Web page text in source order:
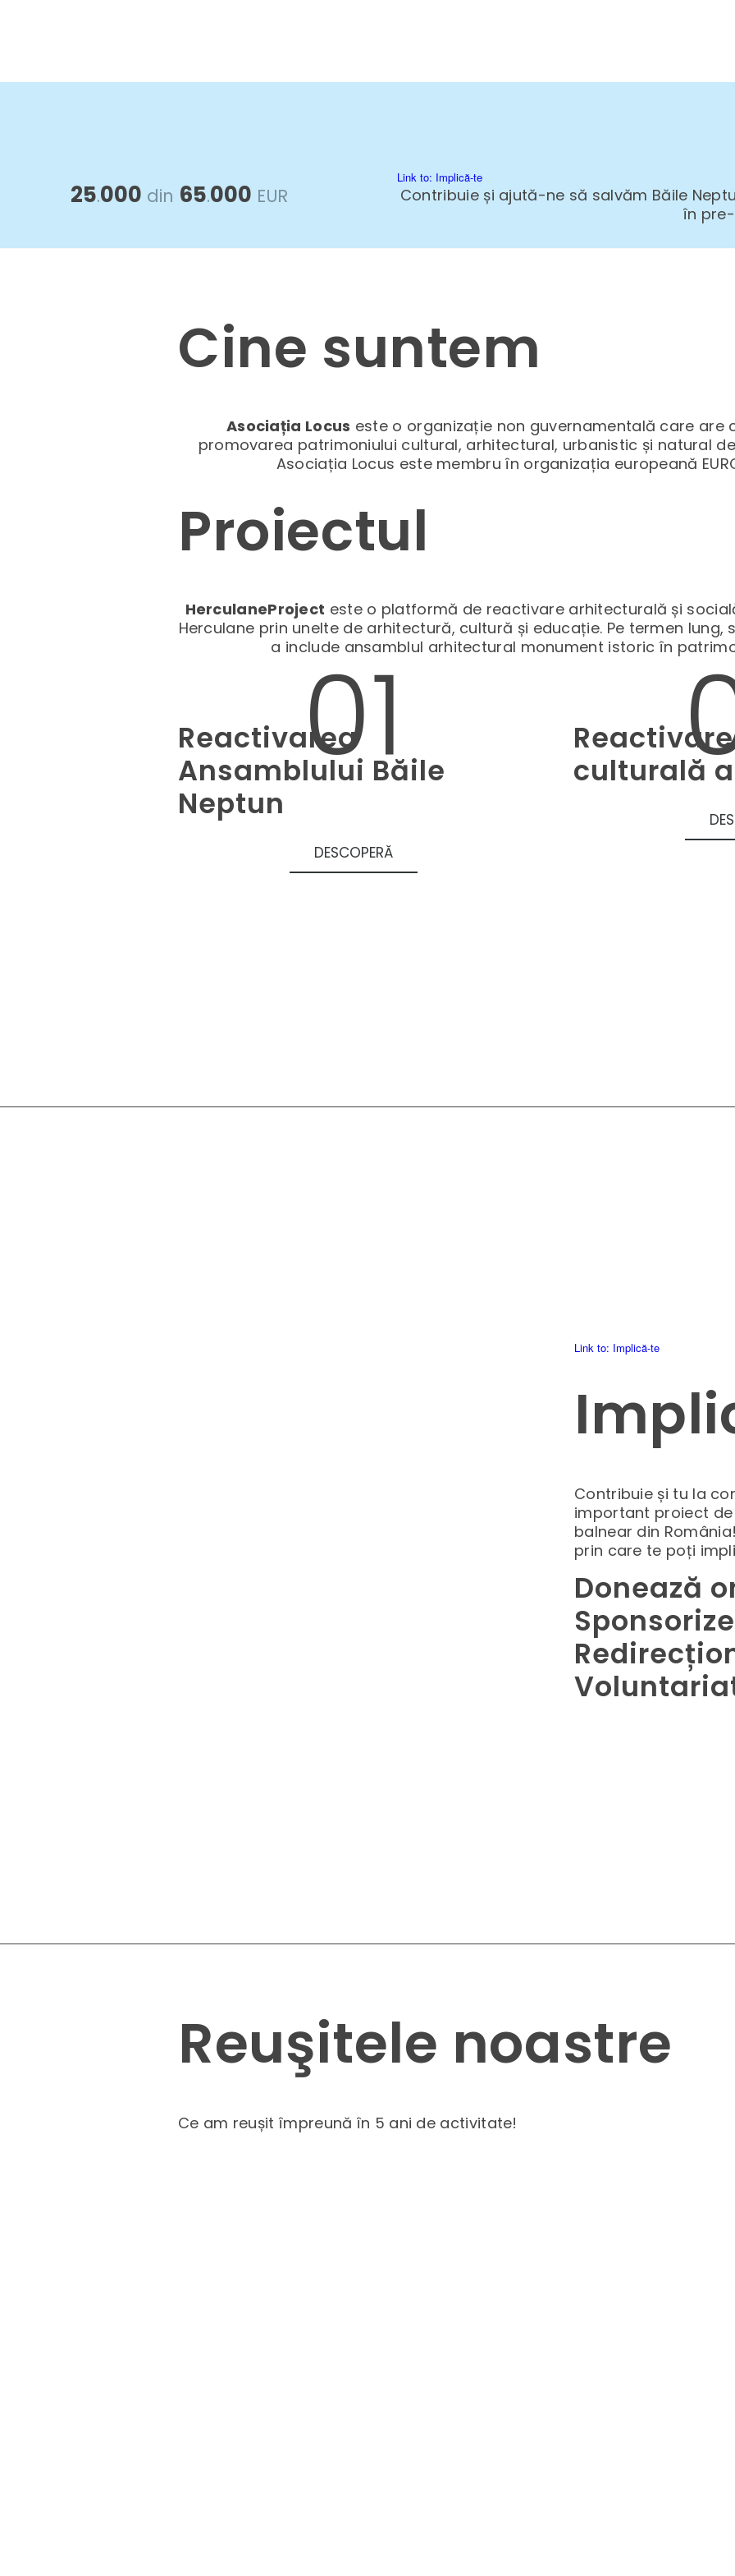
25.000 din 65.000 EUR
Link to: Implică-te
Contribuie și ajută-ne să salvăm Băile
în
Cine suntem
Asociația Locus este o organizație non guvernamentală care are
promovarea patrimoniului cultural, arhitectural, urbanistic și natural
Asociația Locus este membru în organizația europeană
Proiectul
HerculaneProject este o platformă de reactivare arhitecturală și
Herculane prin unelte de arhitectură, cultură și educație. Pe termen lung,
a include ansamblul arhitectural monument istoric în
01
Reactivarea
Ansamblului Băile
Neptun
DESCOPERĂ
culturală
Link to: Implică-te
Contribuie și tu la
important proiect
balnear din
prin care te poți
Donează
Reuşitele noastre
Ce am reușit împreună în 5 ani de activitate!